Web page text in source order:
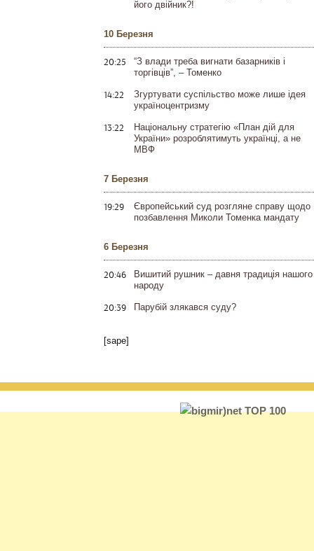
його двійник?!
10 Березня
20:25
“З влади треба вигнати базарників і
торгівців”, – Томенко
14:22
Згуртувати суспільство може лише ідея
україноцентризму
13:22
Національну стратегію «План дій для
України» розроблятимуть українці, а не
МВФ
7 Березня
19:29
Європейський суд розгляне справу щодо
позбавлення Миколи Томенка мандату
6 Березня
20:46
Вишитий рушник – давня традиція нашого
народу
20:39 Парубій злякався суду?
[sape]